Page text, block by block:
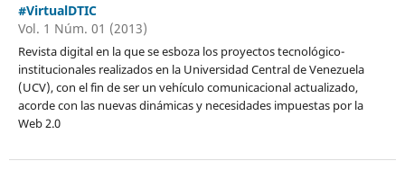
#VirtualDTIC
Vol. 1 Núm. 01 (2013)
Revista digital en la que se esboza los proyectos tecnológico-
institucionales realizados en la Universidad Central de Venezuela
(UCV), con el fin de ser un vehículo comunicacional actualizado,
acorde con las nuevas dinámicas y necesidades impuestas por la
Web 2.0